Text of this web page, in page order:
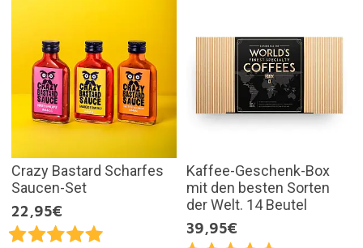
Crazy Bastard Scharfes
Saucen-Set
22,95€
Kaffee-Geschenk-Box
mit den besten Sorten
der Welt. 14 Beutel
39,95€